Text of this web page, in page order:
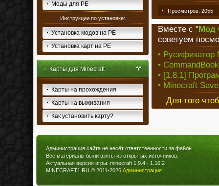
Моды для PE
Инструкции по установке:
Установка модов на PE
Установка карт на PE
Карты для Minecraft
Карты на прохождения
Карты на выживания
Как установить карту?
Просмотров: 2055
Вместе с "Мод
советуем
• Русификатор
•
• [1.8.1]
• Minecraft
Для того
Администрация сайта не несёт ответственности за файлы.
Все материалы были взяты из открытых источников.
Актуальная версия игры: minecraft 1.9.4 - 1.10.2
MINECRAFT1.RU © 2011-2026 Администрация